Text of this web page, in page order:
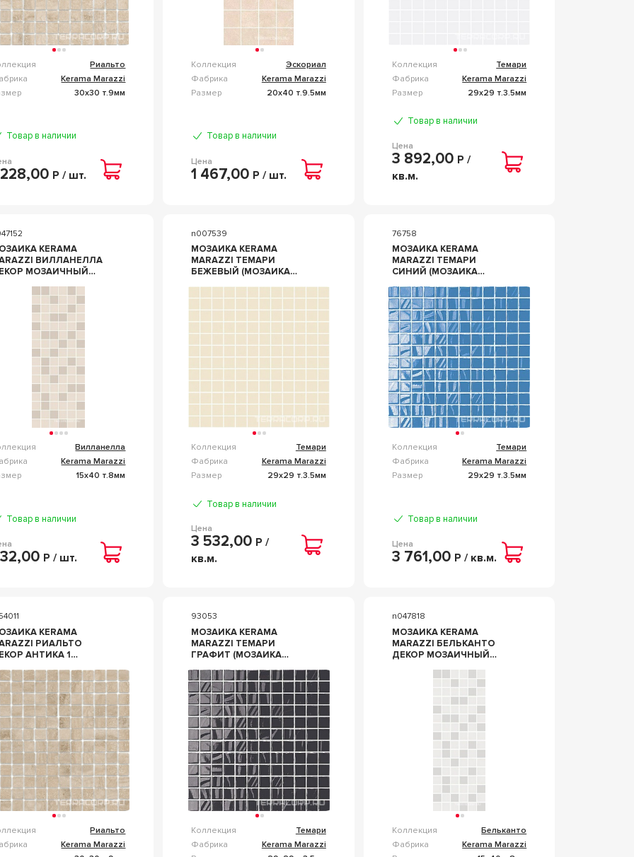
Риальто
Kerama Marazzi
30x30 т.9мм
Товар в наличии
228,00 Р / шт.
Коллекция
Эскориал
Фабрика
Kerama Marazzi
Размер
20x40 т.9.5мм
Товар в наличии
Цена
1 467,00 Р / шт.
Коллекция
Темари
Фабрика
Kerama Marazzi
Размер
29x29 т.3.5мм
Товар в наличии
Цена
3 892,00 Р /
кв.м.
KERAMA
ВИЛЛАНЕЛЛА
МОЗАИЧНЫЙ
Вилланелла
Kerama Marazzi
15x40 т.8мм
Товар в наличии
Р / шт.
n007539
МОЗАИКА KERAMA
MARAZZI ТЕМАРИ
БЕЖЕВЫЙ (МОЗАИКА
Коллекция
Темари
Фабрика
Kerama Marazzi
Размер
29x29 т.3.5мм
Товар в наличии
Цена
3 532,00 Р /
кв.м.
76758
МОЗАИКА KERAMA
MARAZZI ТЕМАРИ
СИНИЙ (МОЗАИКА
СИНИЙ
Коллекция
Темари
Фабрика
Kerama Marazzi
Размер
29x29 т.3.5мм
Товар в наличии
Цена
3 761,00 Р / кв.м.
KERAMA
РИАЛЬТО
АНТИКА 1
30Х30
Риальто
Kerama Marazzi
93053
МОЗАИКА KERAMA
MARAZZI ТЕМАРИ
ГРАФИТ (МОЗАИКА
СЕРЫЙ
Коллекция
Темари
Фабрика
Kerama Marazzi
n047818
МОЗАИКА KERAMA
MARAZZI БЕЛЬКАНТО
ДЕКОР МОЗАИЧНЫЙ
Коллекция
Бельканто
Фабрика
Kerama Marazzi